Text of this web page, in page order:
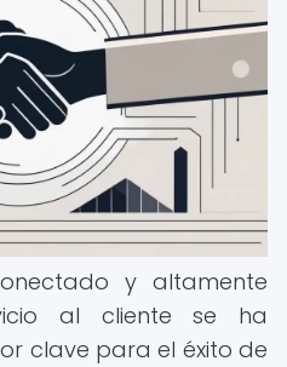
y altamente
al cliente se ha
clave para el éxito de